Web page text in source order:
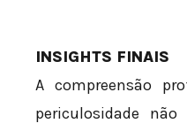
INSIGHTS FINAIS
A compreensão
periculosidade